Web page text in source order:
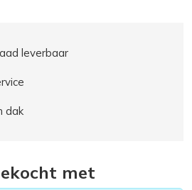
leverbaar
dak
met